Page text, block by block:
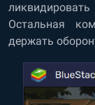
Остальная
держать